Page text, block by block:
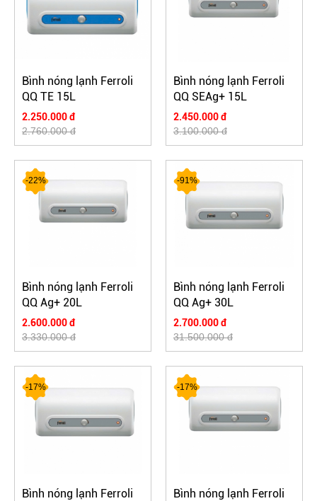
Bình nóng lạnh Ferroli
QQ TE 15L
2.250.000 đ
2.760.000 đ
Bình nóng lạnh Ferroli
QQ SEAg+ 15L
2.450.000 đ
3.100.000 đ
-22%
Bình nóng lạnh Ferroli
QQ Ag+ 20L
2.600.000 đ
3.330.000 đ
-91%
Bình nóng lạnh Ferroli
QQ Ag+ 30L
2.700.000 đ
31.500.000 đ
-17%
Bình nóng lạnh Ferroli
-17%
Bình nóng lạnh Ferroli